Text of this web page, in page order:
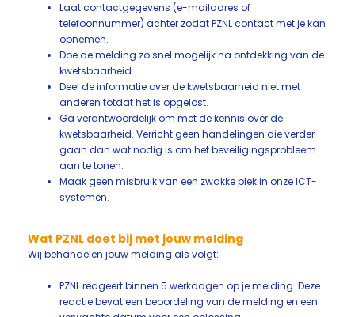
Laat contactgegevens (e-mailadres of
telefoonnummer) achter zodat PZNL contact met je kan
opnemen.
Doe de melding zo snel mogelijk na ontdekking van de
kwetsbaarheid.
Deel de informatie over de kwetsbaarheid niet met
anderen totdat het is opgelost.
Ga verantwoordelijk om met de kennis over de
kwetsbaarheid. Verricht geen handelingen die verder
gaan dan wat nodig is om het beveiligingsprobleem
aan te tonen.
Maak geen misbruik van een zwakke plek in onze ICT-
systemen.
Wat PZNL doet bij met jouw melding
Wij behandelen jouw melding als volgt:
PZNL reageert binnen 5 werkdagen op je melding. Deze
reactie bevat een beoordeling van de melding en een